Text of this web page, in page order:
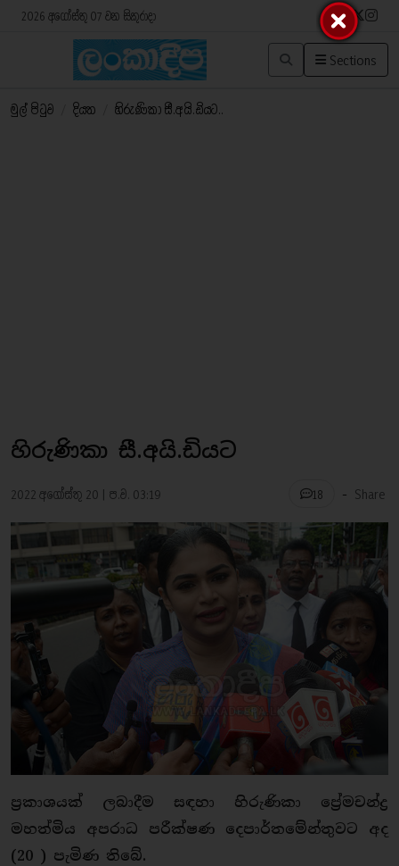
2026 අගෝස්තු 07 වන සිකුරාදා
Sections
මුල් පිටුව දියත හිරුණිකා සී.අයි.ඩියට..
හිරුණිකා සී.අයි.ඩියට
2022 අගෝස්තු 20 | ප.ව. 03:19 18 - Share
ප්‍රකාශයක් ලබාදීම සඳහා හිරුණිකා ප්‍රේමචන්ද්‍ර
මහත්මිය අපරාධ පරීක්ෂණ දෙපාර්තමේන්තුවට අද
(20 ) පැමිණ තිබේ.